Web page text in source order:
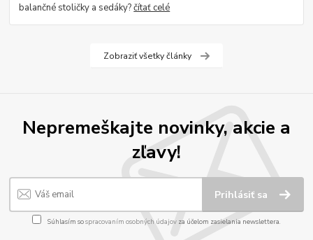
balančné stoličky a sedáky?čítať celé
Zobraziť všetky články
Nepremeškajte novinky, akcie a
zľavy!
Prihlásiť sa
Súhlasím sospracovaním osobných údajov za účelom zasielania newslettera.